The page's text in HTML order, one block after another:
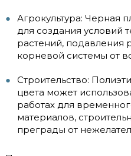
Агрокультура: Черная
для создания условий
растений, подавления
корневой системы от
Строительство:
цвета может
работах для
материалов,
преграды от